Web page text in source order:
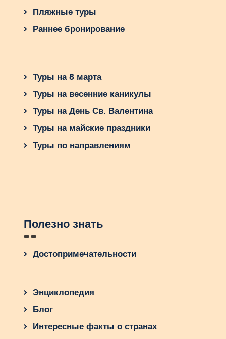
Пляжные туры
Раннее бронирование
Туры на 8 марта
Туры на весенние каникулы
Туры на День Св. Валентина
Туры на майские праздники
Туры по направлениям
Полезно знать
Достопримечательности
Энциклопедия
Блог
Интересные факты о странах